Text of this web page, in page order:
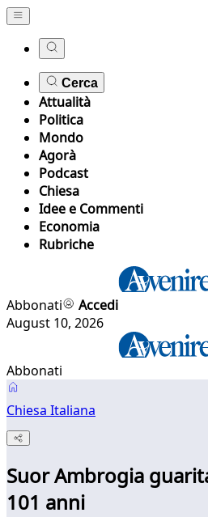
Cerca
Attualità
Politica
Mondo
Agorà
Podcast
Chiesa
Idee e Commenti
Economia
Rubriche
Abbonati
Accedi
August 10, 2026
Abbonati
Chiesa Italiana
Suor Ambrogia
101 anni